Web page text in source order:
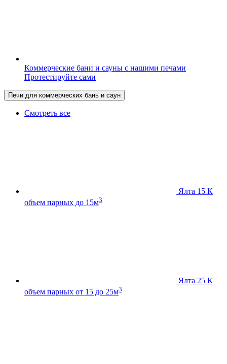
Коммерческие бани и сауны с нашими печами
Протестируйте сами
Печи для коммерческих бань и саун
Смотреть все
Ялта 15 К
объем парных до 15м3
Ялта 25 К
объем парных от 15 до 25м3